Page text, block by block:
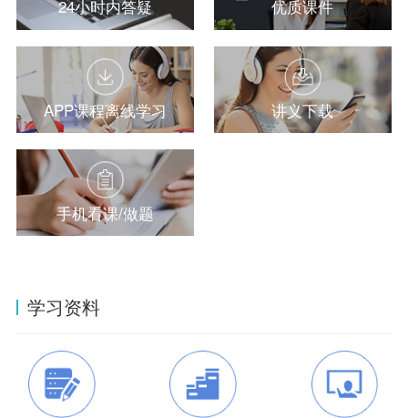
24小时内答疑 优质课件
APP课程离线学习 讲义下载
手机看课/做题
学习资料